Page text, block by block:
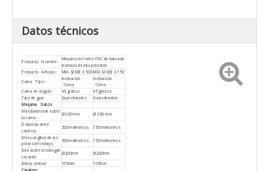
Datos técnicos
Producto Nombre :
Máquina de torno CNC de bancada
inclinada de alta precisión
Producto Artículo : MM-S360E X 500 MM-S360E X 750
Cama Tipo :
Inclinación
Cama
Inclinación
Cama
Cama en ángulo:
45 grados 45 grados
Tipo de guía: Guías lineales Guías lineales
Máquina Datos
Máx.Balancear sobre
la cama :
Ø 360 mm Ø 360 mm
Distancia entre
centros:
500 milímetros 750 milímetros
Máx.Longitud de las
piezas de trabajo:
500 milímetros
750 milímetros
Gire sobre el tobogán
cruzado:
Ø200mm Ø200mm
Altura central: 105mm
105mm
Clavijero